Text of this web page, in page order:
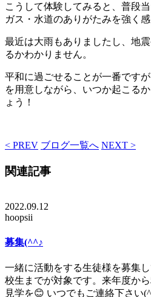
こうして体験してみると、普段
ガス・水道のありがたみを強く
最近は大雨もありましたし、地
るかわかりません。
平和に過ごせることが一番です
を用意しながら、いつか起こる
ょう！
< PREV ブログ一覧へ NEXT >
関連記事
2022.09.12
hoopsii
募集(^^♪
一緒に活動をする生徒様を募集
校生までが対象です。来年度か
見学を😊 いつでもご連絡下さい